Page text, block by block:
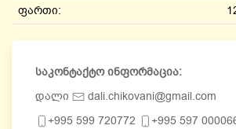
ფართი:
საკონტაქტო ინფორმაცია:
დალი
dali.chikovani@gmail.com
+995 599 720772
+995 597